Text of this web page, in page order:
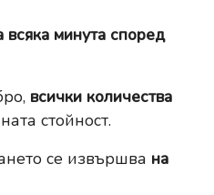
всяка минута според
всички количества
стойност.
се извършва на